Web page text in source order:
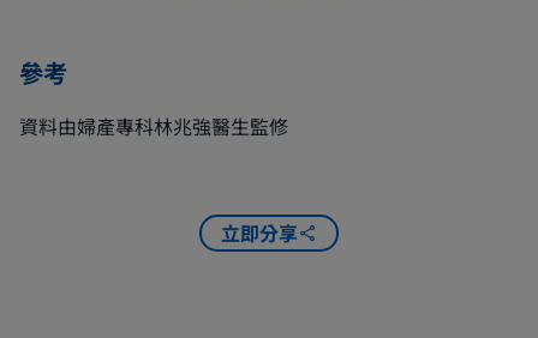
參考
資料由婦產專科林兆強醫生監修
立即分享